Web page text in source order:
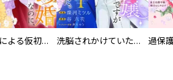
聖女不在による仮初め婚なのに、不器用な王太子に溺愛されています【電子単行本版／特典おまけ付き】 洗脳されかけていた悪役令嬢ですが家出を決意しました。【電子単行本版／特典おまけ付き】